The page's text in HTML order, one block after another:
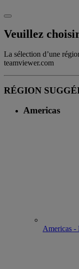
Veuillez
La sélection d’une
teamviewer.com
RÉGION
Americas
Americas -